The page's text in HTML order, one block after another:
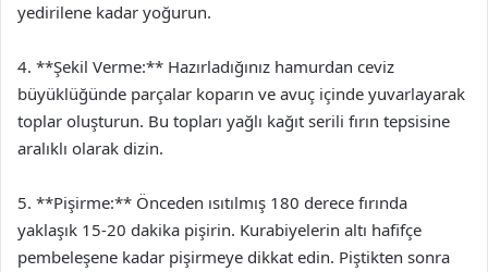
yedirilene kadar yoğurun.
4. **Şekil Verme:** Hazırladığınız hamurdan ceviz
büyüklüğünde parçalar koparın ve avuç içinde yuvarlayarak
toplar oluşturun. Bu topları yağlı kağıt serili fırın tepsisine
aralıklı olarak dizin.
5. **Pişirme:** Önceden ısıtılmış 180 derece fırında
yaklaşık 15-20 dakika pişirin. Kurabiyelerin altı hafifçe
pembeleşene kadar pişirmeye dikkat edin. Piştikten sonra